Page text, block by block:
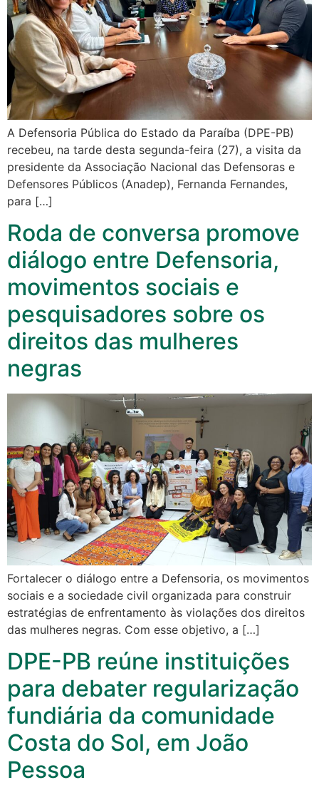
A Defensoria Pública do Estado da Paraíba (DPE-PB)
recebeu, na tarde desta segunda-feira (27), a visita da
presidente da Associação Nacional das Defensoras e
Defensores Públicos (Anadep), Fernanda Fernandes,
para […]
Roda de conversa promove
diálogo entre Defensoria,
movimentos sociais e
pesquisadores sobre os
direitos das mulheres
negras
Fortalecer o diálogo entre a Defensoria, os movimentos
sociais e a sociedade civil organizada para construir
estratégias de enfrentamento às violações dos direitos
das mulheres negras. Com esse objetivo, a […]
DPE-PB reúne instituições
para debater regularização
fundiária da comunidade
Costa do Sol, em João
Pessoa